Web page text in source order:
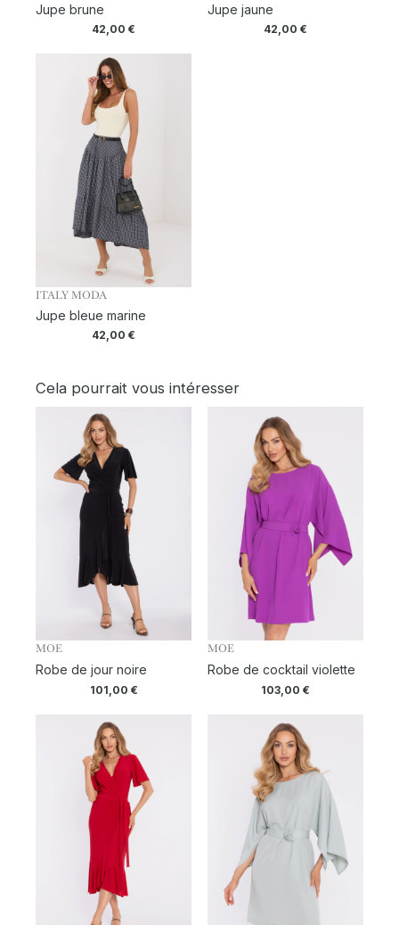
Jupe brune
42,00€
Jupe jaune
42,00 €
ITALY MODA
Jupe bleue marine
42,00€
Cela pourrait vous intéresser
MOE
Robe de jour noire
101,00 €
MOE
Robe de cocktail violette
103,00 €